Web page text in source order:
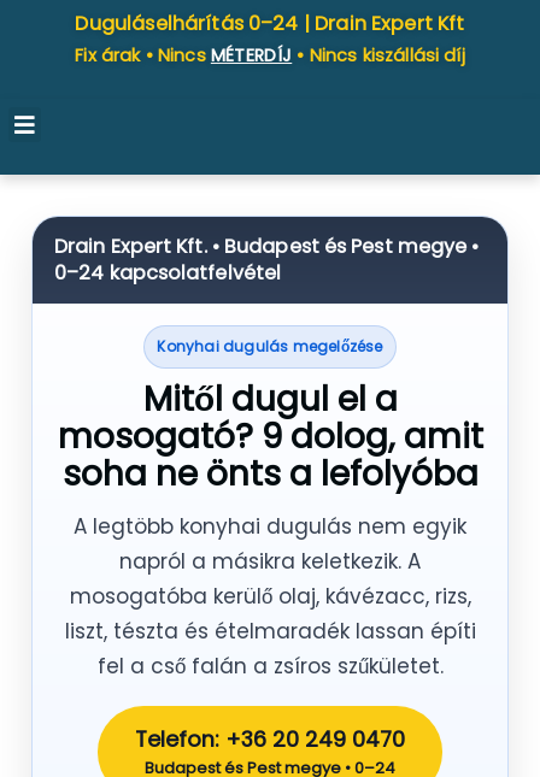
Duguláselhárítás 0–24 | Drain Expert Kft
Fix árak • Nincs MÉTERDÍJ • Nincs kiszállási díj
Drain Expert Kft. • Budapest és Pest megye •
0–24 kapcsolatfelvétel
Konyhai dugulás megelőzése
Mitől dugul el a
mosogató? 9 dolog, amit
soha ne önts a lefolyóba
A legtöbb konyhai dugulás nem egyik
napról a másikra keletkezik. A
mosogatóba kerülő olaj, kávézacc, rizs,
liszt, tészta és ételmaradék lassan építi
fel a cső falán a zsíros szűkületet.
Telefon: +36 20 249 0470
Budapest és Pest megye • 0–24